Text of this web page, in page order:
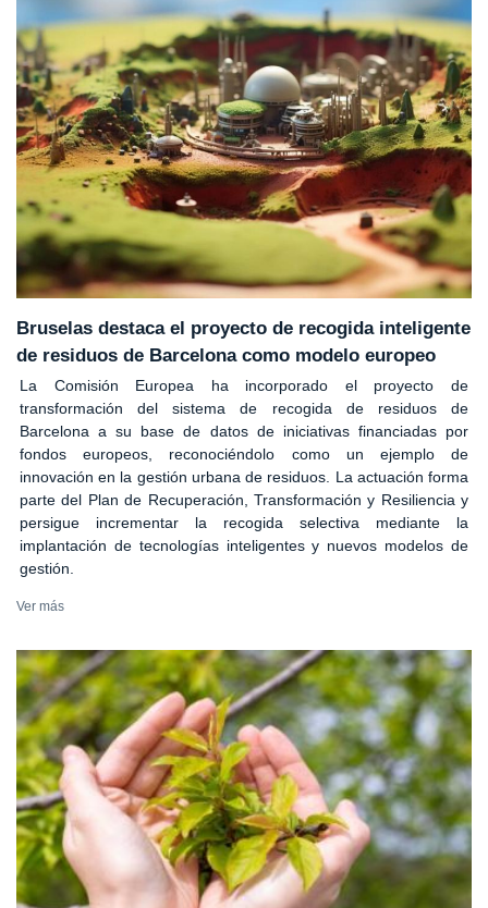
Bruselas destaca el proyecto de recogida inteligente
de residuos de Barcelona como modelo europeo
La Comisión Europea ha incorporado el proyecto de
transformación del sistema de recogida de residuos de
Barcelona a su base de datos de iniciativas financiadas por
fondos europeos, reconociéndolo como un ejemplo de
innovación en la gestión urbana de residuos. La actuación forma
parte del Plan de Recuperación, Transformación y Resiliencia y
persigue incrementar la recogida selectiva mediante la
implantación de tecnologías inteligentes y nuevos modelos de
gestión.
Ver más